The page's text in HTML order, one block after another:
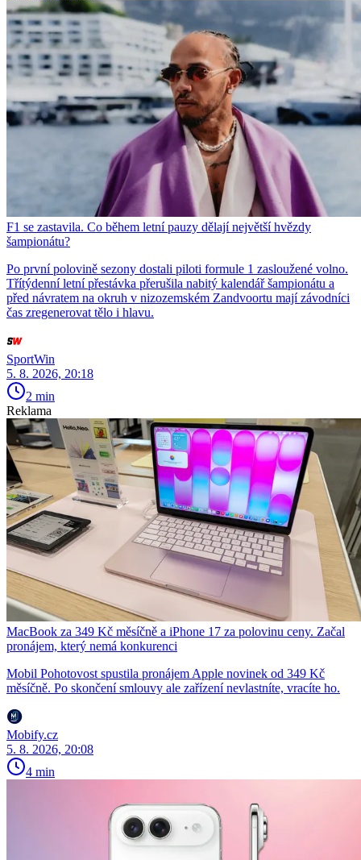
F1 se zastavila. Co během letní pauzy dělají největší hvězdy
šampionátu?
Po první polovině sezony dostali piloti formule 1 zasloužené volno.
Třítýdenní letní přestávka přerušila nabitý kalendář šampionátu a
před návratem na okruh v nizozemském Zandvoortu mají závodníci
čas zregenerovat tělo i hlavu.
SportWin
5. 8. 2026, 20:18
2 min
Reklama
MacBook za 349 Kč měsíčně a iPhone 17 za polovinu ceny. Začal
pronájem, který nemá konkurenci
Mobil Pohotovost spustila pronájem Apple novinek od 349 Kč
měsíčně. Po skončení smlouvy ale zařízení nevlastníte, vracíte ho.
Mobify.cz
5. 8. 2026, 20:08
4 min